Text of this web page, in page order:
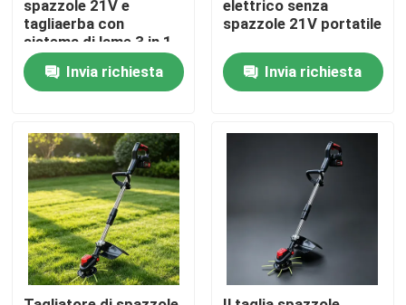
Casa.
Prodotti
Video
Su di noi
display di fabbrica
spazzole 21V e
tagliaerba con
sistema di lame 3 in 1
Invia richiesta
elettrico senza
spazzole 21V portatile
Invia richiesta